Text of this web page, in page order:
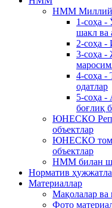
НММ Миллий
1-соҳа -
шакл ва
2-соҳа -
3-соҳа -
4-соҳа -
одатлар
5-соҳа -
боғлиқ
ЮНЕСКО
объектлар
ЮНЕСКО
объектлар
НММ билан
Норматив
Материаллар
Мақолалар ва
Фото